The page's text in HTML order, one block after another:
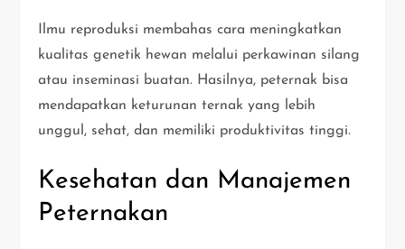
Ilmu reproduksi membahas cara meningkatkan
kualitas genetik hewan melalui perkawinan silang
atau inseminasi buatan. Hasilnya, peternak bisa
mendapatkan keturunan ternak yang lebih
unggul, sehat, dan memiliki produktivitas tinggi.
Kesehatan dan Manajemen
Peternakan